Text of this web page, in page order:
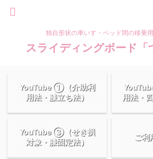
独自形状の車いす・ベッド間の移乗
スライディングボード「
YouTube ①（介助利
用法・膝立ち法）
用法・
YouTube ③（せき損
対象・膝固定法）
ご利